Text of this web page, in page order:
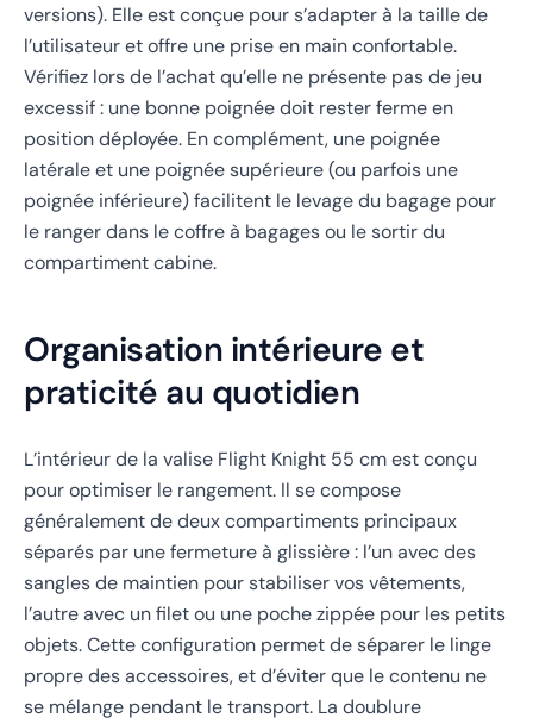
versions). Elle est conçue pour s’adapter à la taille de
l’utilisateur et offre une prise en main confortable.
Vérifiez lors de l’achat qu’elle ne présente pas de jeu
excessif : une bonne poignée doit rester ferme en
position déployée. En complément, une poignée
latérale et une poignée supérieure (ou parfois une
poignée inférieure) facilitent le levage du bagage pour
le ranger dans le coffre à bagages ou le sortir du
compartiment cabine.
Organisation intérieure et
praticité au quotidien
L’intérieur de la valise Flight Knight 55 cm est conçu
pour optimiser le rangement. Il se compose
généralement de deux compartiments principaux
séparés par une fermeture à glissière : l’un avec des
sangles de maintien pour stabiliser vos vêtements,
l’autre avec un filet ou une poche zippée pour les petits
objets. Cette configuration permet de séparer le linge
propre des accessoires, et d’éviter que le contenu ne
se mélange pendant le transport. La doublure